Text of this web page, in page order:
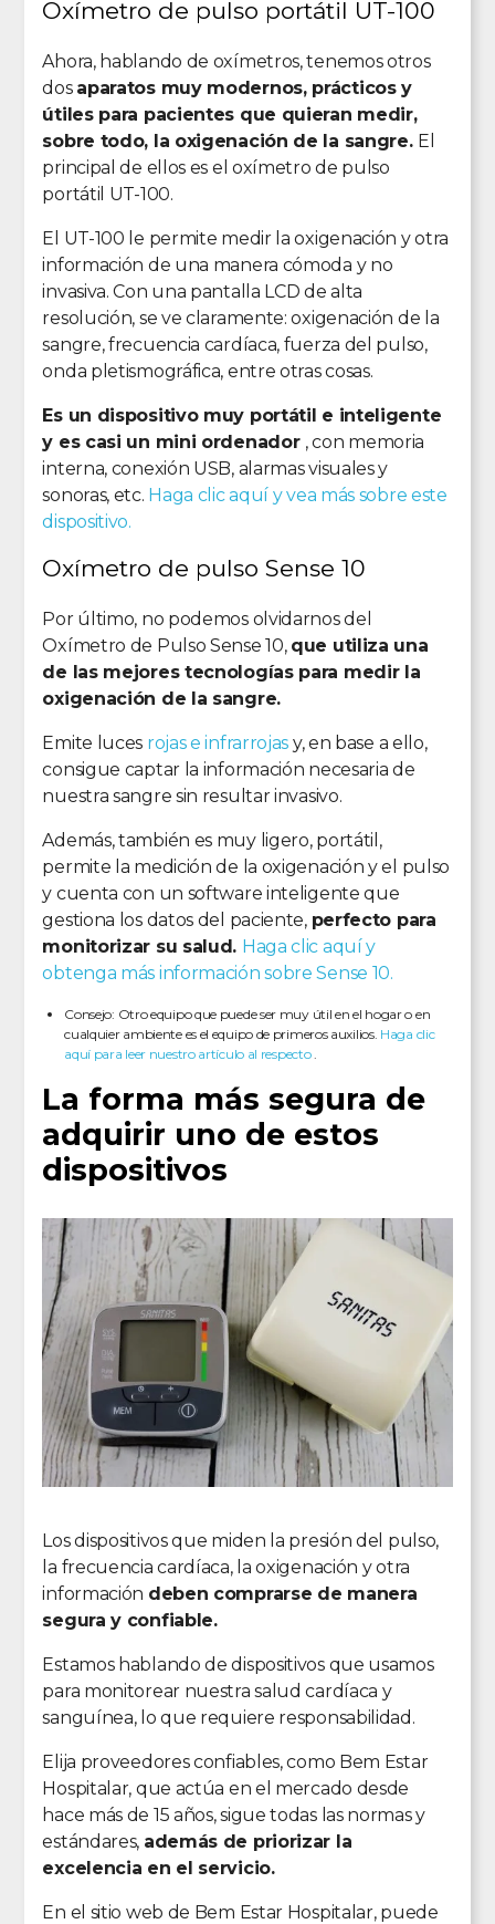
Oxímetro de pulso portátil UT-100
Ahora, hablando de oxímetros, tenemos otros
dos aparatos muy modernos, prácticos y
útiles para pacientes que quieran medir,
sobre todo, la oxigenación de la sangre. El
principal de ellos es el oxímetro de pulso
portátil UT-100.
El UT-100 le permite medir la oxigenación y otra
información de una manera cómoda y no
invasiva. Con una pantalla LCD de alta
resolución, se ve claramente: oxigenación de la
sangre, frecuencia cardíaca, fuerza del pulso,
onda pletismográfica, entre otras cosas.
Es un dispositivo muy portátil e inteligente
y es casi un mini ordenador , con memoria
interna, conexión USB, alarmas visuales y
sonoras, etc. Haga clic aquí y vea más sobre este
dispositivo.
Oxímetro de pulso Sense 10
Por último, no podemos olvidarnos del
Oxímetro de Pulso Sense 10, que utiliza una
de las mejores tecnologías para medir la
oxigenación de la sangre.
Emite luces rojas e infrarrojas y, en base a ello,
consigue captar la información necesaria de
nuestra sangre sin resultar invasivo.
Además, también es muy ligero, portátil,
permite la medición de la oxigenación y el pulso
y cuenta con un software inteligente que
gestiona los datos del paciente, perfecto para
monitorizar su salud. Haga clic aquí y
obtenga más información sobre Sense 10.
Consejo: Otro equipo que puede ser muy útil en el hogar o en
cualquier ambiente es el equipo de primeros auxilios. Haga clic
aquí para leer nuestro artículo al respecto.
La forma más segura de
adquirir uno de estos
dispositivos
Los dispositivos que miden la presión del pulso,
la frecuencia cardíaca, la oxigenación y otra
información deben comprarse de manera
segura y confiable.
Estamos hablando de dispositivos que usamos
para monitorear nuestra salud cardíaca y
sanguínea, lo que requiere responsabilidad.
Elija proveedores confiables, como Bem Estar
Hospitalar, que actúa en el mercado desde
hace más de 15 años, sigue todas las normas y
estándares, además de priorizar la
excelencia en el servicio.
En el sitio web de Bem Estar Hospitalar, puede